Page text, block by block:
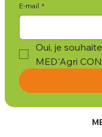
E-mail *
Oui, je
MED'Agri